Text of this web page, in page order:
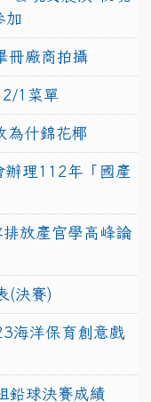
加
冊廠商拍攝
1菜單
為什錦花椰
辦理112年「國產
放產官學高峰論
(決賽)
海洋保育創意戲
鉛球決賽成績